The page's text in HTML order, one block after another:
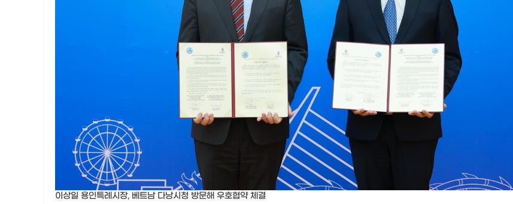
이상일 용인특례시장, 베트남 다낭시청 방문해 우호협약 체결